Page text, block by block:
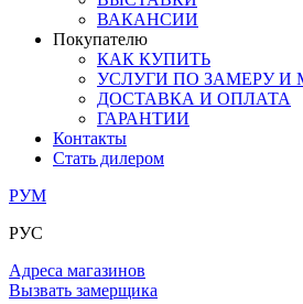
ВСЕ ДВЕРИ
ОГРАНИЧИТЕЛИ
ПЕТЛИ
РАЗДВИЖНАЯ СИСТЕМА
ВАКАНСИИ
Покупателю
КАК КУПИТЬ
УСЛУГИ ПО ЗАМЕРУ И
ДОСТАВКА И ОПЛАТА
ГАРАНТИИ
Контакты
Стать дилером
РУМ
РУС
Адреса магазинов
Вызвать замерщика